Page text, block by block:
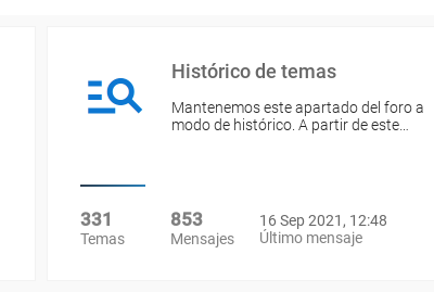
Histórico de temas
Mantenemos este apartado del foro a
modo de histórico. A partir de este…
331
Temas
853
Mensajes
16 Sep 2021, 12:48
Último mensaje